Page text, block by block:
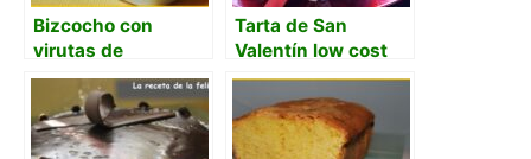
Bizcocho con
virutas de
chocolate y polvo
de naranja
Tarta de San
Valentín low cost